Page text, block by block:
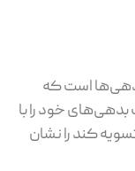
است که
خود را با
کند را نشان